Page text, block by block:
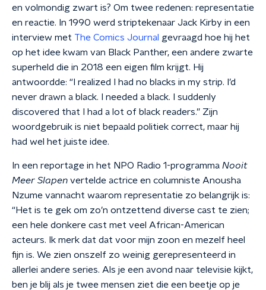
en volmondig zwart is? Om twee redenen: representatie
en reactie. In 1990 werd striptekenaar Jack Kirby in een
interview met The Comics Journal gevraagd hoe hij het
op het idee kwam van Black Panther, een andere zwarte
superheld die in 2018 een eigen film krijgt. Hij
antwoordde: “I realized I had no blacks in my strip. I’d
never drawn a black. I needed a black. I suddenly
discovered that I had a lot of black readers.” Zijn
woordgebruik is niet bepaald politiek correct, maar hij
had wel het juiste idee.
In een reportage in het NPO Radio 1-programma Nooit
Meer Slapen vertelde actrice en columniste Anousha
Nzume vannacht waarom representatie zo belangrijk is:
“Het is te gek om zo’n ontzettend diverse cast te zien;
een hele donkere cast met veel African-American
acteurs. Ik merk dat dat voor mijn zoon en mezelf heel
fijn is. We zien onszelf zo weinig gerepresenteerd in
allerlei andere series. Als je een avond naar televisie kijkt,
ben je blij als je twee mensen ziet die een beetje op je